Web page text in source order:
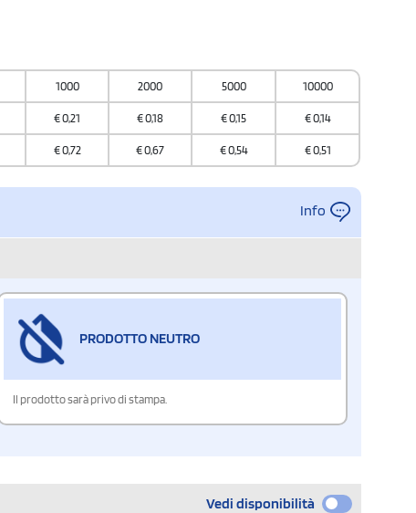
1000 2000 5000 10000
€0,21 €0,18 €0,15 €0,14
€0,72 €0,67 €0,54 €0,51
Info
PRODOTTO NEUTRO
Il prodotto sarà privo di stampa.
Vedi disponibilità